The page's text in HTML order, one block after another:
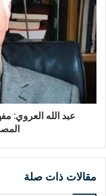
عبد الله العروي:
مقالات ذات صلة